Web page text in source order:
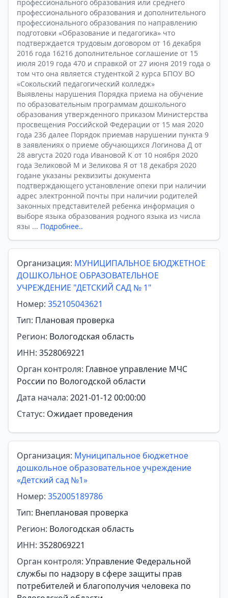
профессионального образования или среднего
профессионального образования и дополнительного
профессионального образования по направлению
подготовки «Образование и педагогика» что
подтверждается трудовым договором от 16 декабря
2016 года 16216 дополнительное соглашение от 15
июля 2019 года 470 и справкой от 27 июня 2019 года о
том что она является студенткой 2 курса БПОУ ВО
«Сокольский педагогический колледж»
Выявлены нарушения Порядка приема на обучение
по образовательным программам дошкольного
образования утвержденного приказом Министерства
просвещения Российской Федерации от 15 мая 2020
года 236 далее Порядок приемав нарушении пункта 9
в заявлениях о приеме обучающихся Логинова Д от
28 августа 2020 года Ивановой К от 10 ноября 2020
года Зеликовой М и Зеликова Я от 18 декабря 2020
годане указаны реквизиты документа
подтверждающего установление опеки при наличии
адрес электронной почты при наличии родителей
законных представителей ребенка информация о
выборе языка образования родного языка из числа
язы ... Подробнее..
Организация: МУНИЦИПАЛЬНОЕ БЮДЖЕТНОЕ
ДОШКОЛЬНОЕ ОБРАЗОВАТЕЛЬНОЕ
УЧРЕЖДЕНИЕ "ДЕТСКИЙ САД № 1"
Номер: 352105043621
Тип: Плановая проверка
Регион: Вологодская область
ИНН: 3528069221
Орган контроля: Главное управление МЧС
России по Вологодской области
Дата начала: 2021-01-12 00:00:00
Статус: Ожидает проведения
Организация: Муниципальное бюджетное
дошкольное образовательное учреждение
«Детский сад №1»
Номер: 352005189786
Тип: Внеплановая проверка
Регион: Вологодская область
ИНН: 3528069221
Орган контроля: Управление Федеральной
службы по надзору в сфере защиты прав
потребителей и благополучия человека по